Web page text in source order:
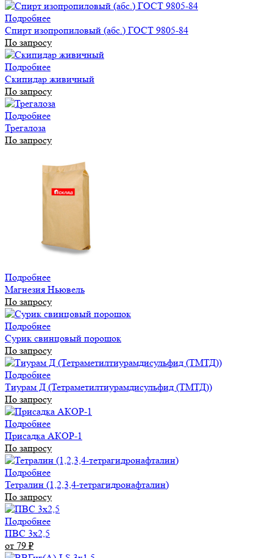
Подробнее
Спирт изопропиловый (абс.) ГОСТ 9805-84
По запросу
Подробнее
Скипидар живичный
По запросу
Подробнее
Трегалоза
По запросу
Подробнее
Магнезия Ньювель
По запросу
Подробнее
Сурик свинцовый порошок
По запросу
Подробнее
Тиурам Д (Тетраметилтиурамдисульфид (ТМТД))
По запросу
Подробнее
Присадка АКОР-1
По запросу
Подробнее
Тетралин (1,2,3,4-тетрагидронафталин)
По запросу
Подробнее
ПВС 3х2,5
от 79 ₽